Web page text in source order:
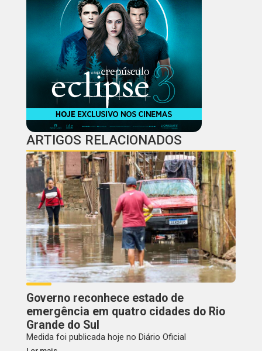
ARTIGOS RELACIONADOS
Governo reconhece estado de
emergência em quatro cidades do Rio
Grande do Sul
Medida foi publicada hoje no Diário Oficial